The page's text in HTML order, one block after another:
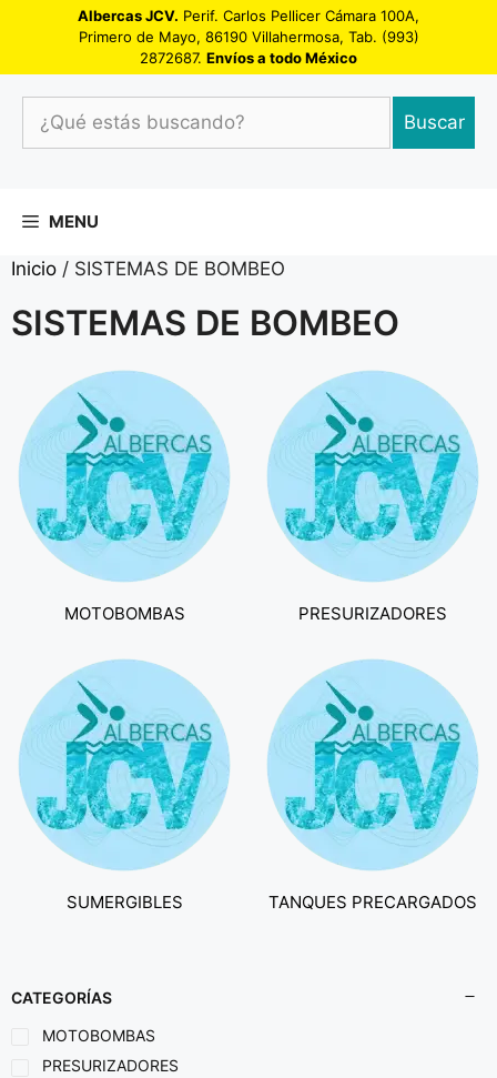
Albercas JCV. Perif. Carlos Pellicer Cámara 100A,
Primero de Mayo, 86190 Villahermosa, Tab. (993)
2872687. Envíos a todo México
¿Qué
estás
Buscar
MENU
Inicio / SISTEMAS DE BOMBEO
SISTEMAS DE BOMBEO
MOTOBOMBAS PRESURIZADORES
SUMERGIBLES TANQUES PRECARGADOS
CATEGORÍAS
MOTOBOMBAS
PRESURIZADORES